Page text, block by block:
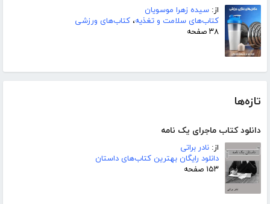
از: سیده زهرا موسویان
کتاب‌های سلامت و تغذیه، کتاب‌های ورزشی
۳۸ صفحه
تازه‌ها
دانلود کتاب ماجرای یک نامه
از: نادر براتی
دانلود رایگان بهترین کتاب‌های داستان
۱۵۳ صفحه